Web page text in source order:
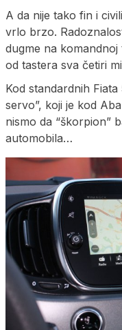
A da nije tako fin i
vrlo brzo.
dugme na
od tastera sva četiri
Kod standardnih Fiata
servo”, koji je kod
nismo da “škorpion”
automobila…